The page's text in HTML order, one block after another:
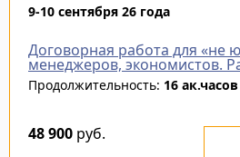
9-10 сентября 26 года
Договорная работа для «не
менеджеров, экономистов.
Продолжительность: 16 ак.часов
48 900 руб.